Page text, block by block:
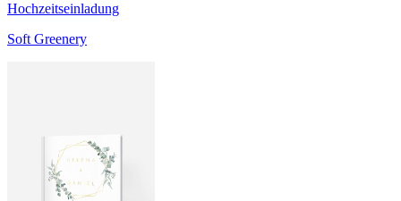
Hochzeitseinladung
Soft Greenery